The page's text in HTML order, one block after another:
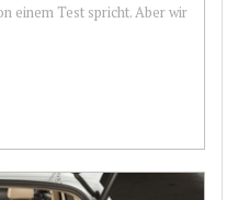
einem Test spricht. Aber wir